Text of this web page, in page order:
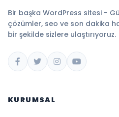
Bir başka WordPress sitesi -
çözümler, seo ve son dakika
bir şekilde sizlere ulaştırıyoruz.
KURUMSAL